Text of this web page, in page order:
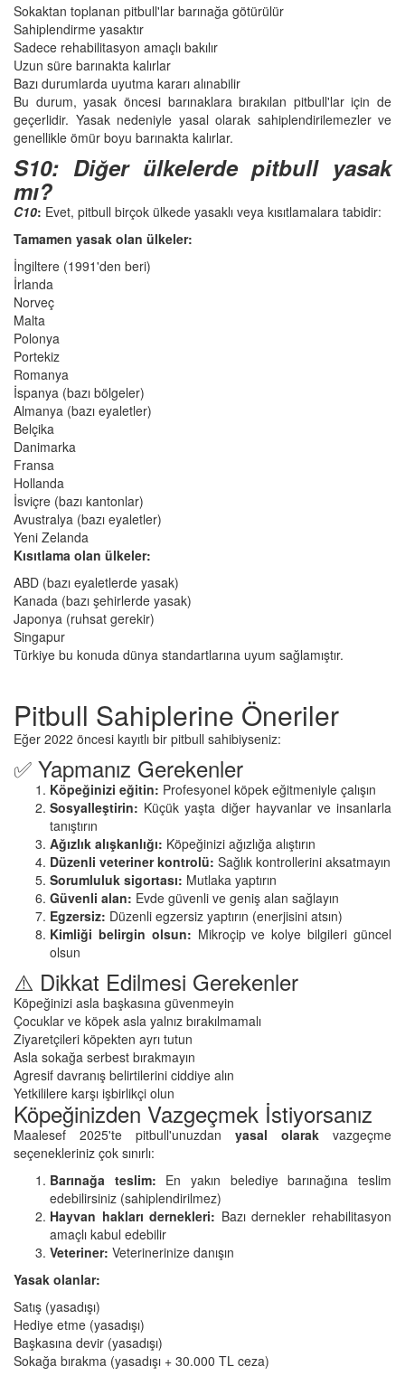
Sokaktan toplanan pitbull'lar barınağa götürülür
Sahiplendirme yasaktır
Sadece rehabilitasyon amaçlı bakılır
Uzun süre barınakta kalırlar
Bazı durumlarda uyutma kararı alınabilir
Bu durum, yasak öncesi barınaklara bırakılan pitbull'lar için de
geçerlidir. Yasak nedeniyle yasal olarak sahiplendirilemezler ve
genellikle ömür boyu barınakta kalırlar.
S10: Diğer ülkelerde pitbull yasak
mı?
C10: Evet, pitbull birçok ülkede yasaklı veya kısıtlamalara tabidir:
Tamamen yasak olan ülkeler:
İngiltere (1991'den beri)
İrlanda
Norveç
Malta
Polonya
Portekiz
Romanya
İspanya (bazı bölgeler)
Almanya (bazı eyaletler)
Belçika
Danimarka
Fransa
Hollanda
İsviçre (bazı kantonlar)
Avustralya (bazı eyaletler)
Yeni Zelanda
Kısıtlama olan ülkeler:
ABD (bazı eyaletlerde yasak)
Kanada (bazı şehirlerde yasak)
Japonya (ruhsat gerekir)
Singapur
Türkiye bu konuda dünya standartlarına uyum sağlamıştır.
Pitbull Sahiplerine Öneriler
Eğer 2022 öncesi kayıtlı bir pitbull sahibiyseniz:
✅ Yapmanız Gerekenler
Köpeğinizi eğitin: Profesyonel köpek eğitmeniyle çalışın
Sosyalleştirin: Küçük yaşta diğer hayvanlar ve insanlarla
tanıştırın
Ağızlık alışkanlığı: Köpeğinizi ağızlığa alıştırın
Düzenli veteriner kontrolü: Sağlık kontrollerini aksatmayın
Sorumluluk sigortası: Mutlaka yaptırın
Güvenli alan: Evde güvenli ve geniş alan sağlayın
Egzersiz: Düzenli egzersiz yaptırın (enerjisini atsın)
Kimliği belirgin olsun: Mikroçip ve kolye bilgileri güncel
olsun
⚠️ Dikkat Edilmesi Gerekenler
Köpeğinizi asla başkasına güvenmeyin
Çocuklar ve köpek asla yalnız bırakılmamalı
Ziyaretçileri köpekten ayrı tutun
Asla sokağa serbest bırakmayın
Agresif davranış belirtilerini ciddiye alın
Yetkililere karşı işbirlikçi olun
Köpeğinizden Vazgeçmek İstiyorsanız
Maalesef 2025'te pitbull'unuzdan yasal olarak vazgeçme
seçenekleriniz çok sınırlı:
Barınağa teslim: En yakın belediye barınağına teslim
edebilirsiniz (sahiplendirilmez)
Hayvan hakları dernekleri: Bazı dernekler rehabilitasyon
amaçlı kabul edebilir
Veteriner: Veterinerinize danışın
Yasak olanlar:
Satış (yasadışı)
Hediye etme (yasadışı)
Başkasına devir (yasadışı)
Sokağa bırakma (yasadışı + 30.000 TL ceza)